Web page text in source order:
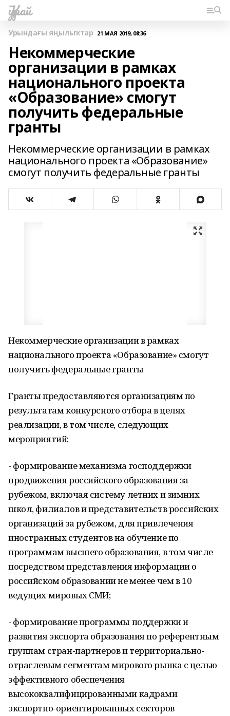
Ҡурай
Урындағы яңылыҡтар 21 МАЯ 2019, 08:36
Некоммерческие
организации в рамках
национального проекта
«Образование» смогут
получить федеральные
гранты
Некоммерческие организации в рамках
национального проекта «Образование»
смогут получить федеральные гранты
Некоммерческие организации в рамках
национального проекта «Образование» смогут
получить федеральные гранты
Гранты предоставляются организациям по
результатам конкурсного отбора в целях
реализации, в том числе, следующих
мероприятий:
- формирование механизма господдержки
продвижения российского образования за
рубежом, включая систему летних и зимних
школ, филиалов и представительств российских
организаций за рубежом, для привлечения
иностранных студентов на обучение по
программам высшего образования, в том числе
посредством представления информации о
российском образовании не менее чем в 10
ведущих мировых СМИ;
- формирование программы поддержки и
развития экспорта образования по референтным
группам стран-партнеров и территориально-
отраслевым сегментам мирового рынка с целью
эффективного обеспечения
высококвалифицированными кадрами
экспортно-ориентированных секторов